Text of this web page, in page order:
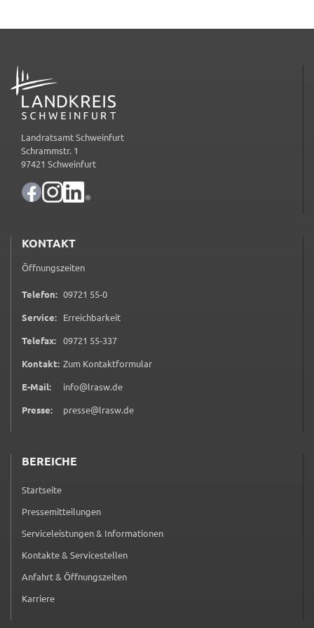
ADRESSE
Landratsamt Schweinfurt
Schrammstr. 1
97421 Schweinfurt
KONTAKT
Öffnungszeiten
Telefon: 09721 55-00 9 7 2 1 5 5 0
Service: Erreichbarkeit
Telefax: 09721 55-3370 9 7 2 1 5 5 3 3 7
Kontakt: Zum Kontaktformular(öffnet in neuem Tab)
E-Mail:
info@lrasw.de
Presse:
presse@lrasw.de
BEREICHE
Startseite
Pressemitteilungen
Serviceleistungen & Informationen
Kontakte & Servicestellen
Anfahrt & Öffnungszeiten
Karriere